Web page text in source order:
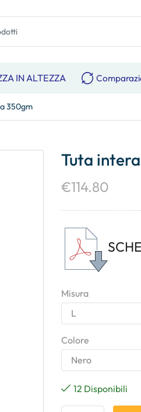
IN ALTEZZA
350gm
Tuta
€114.80
Misura
Colore
12 Disponibili